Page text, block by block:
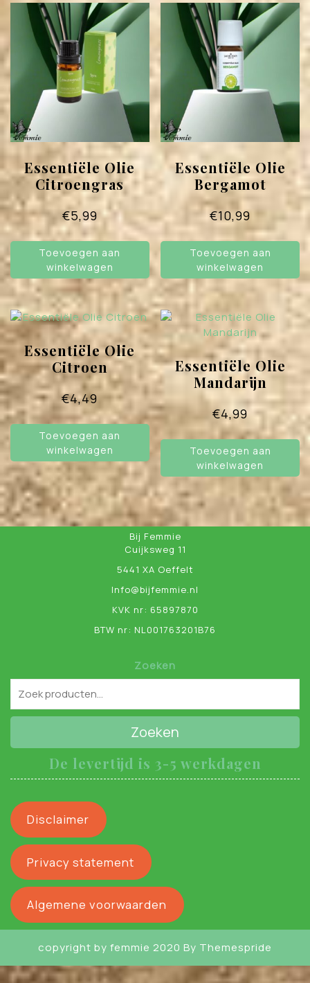
Essentiële Olie
Citroengras
€5,99
Toevoegen aan
winkelwagen
Essentiële Olie
Bergamot
€10,99
Toevoegen aan
winkelwagen
Essentiële Olie
Citroen
€4,49
Toevoegen aan
winkelwagen
Essentiële Olie
Mandarijn
€4,99
Toevoegen aan
winkelwagen
Bij Femmie
Cuijksweg 11
5441 XA Oeffelt
Info@bijfemmie.nl
KVK nr: 65897870
BTW nr: NL001763201B76
Zoeken
Zoeken
De levertijd is 3-5 werkdagen
Disclaimer
Privacy statement
Algemene voorwaarden
copyright by femmie 2020 By Themespride